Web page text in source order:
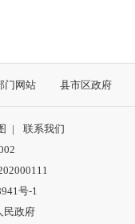
门网站 县市区政府
|
联系我们
号-1
民政府